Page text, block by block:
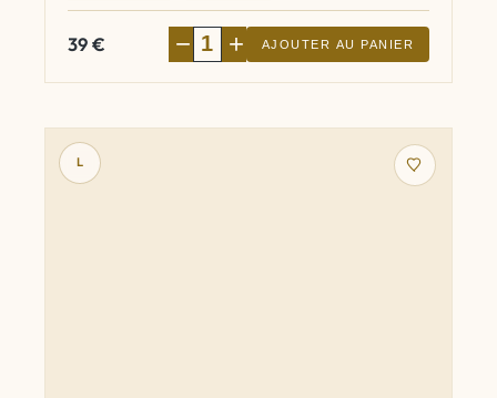
39€ − + AJOUTER AU PANIER
L